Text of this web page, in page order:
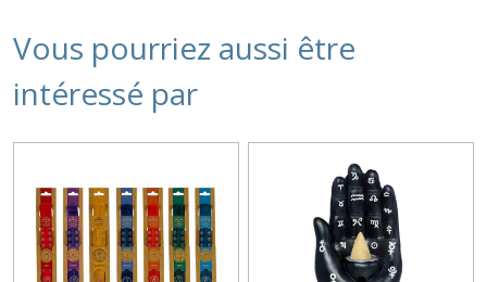
Vous pourriez aussi être
intéressé par